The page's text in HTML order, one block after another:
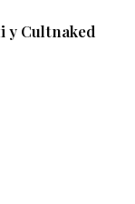
у Cultnaked